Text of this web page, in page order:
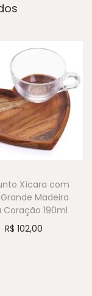
Xícara com
Madeira
Coração 190ml
R$ 102,00